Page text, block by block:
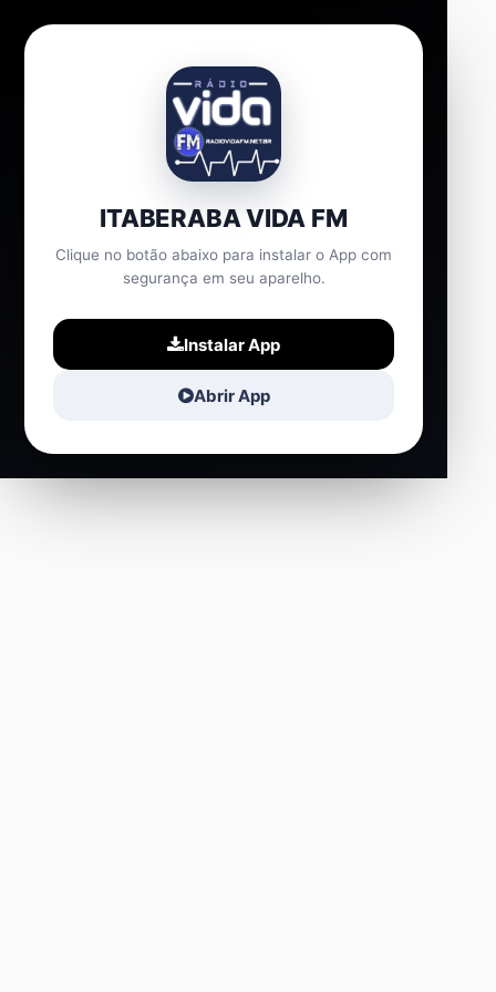
ITABERABA VIDA FM
Clique no botão abaixo para instalar o App com
segurança em seu aparelho.
Instalar App
Abrir App